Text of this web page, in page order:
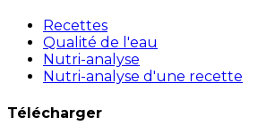
Recettes
Qualité de l'eau
Nutri-analyse
Nutri-analyse d'une recette
Télécharger